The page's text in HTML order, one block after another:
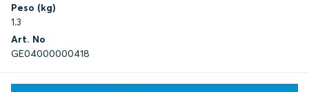
Peso (kg)
1.3
Art. No
GE04000000418